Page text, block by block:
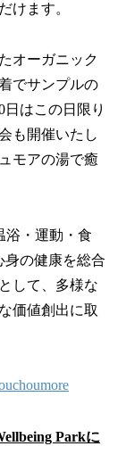
けます。
オーガニック
でサンプルの
はこの日限り
も開催いたし
モアの湯で癒
浴・運動・食
身の健康を総合
して、多様な
価値創出に取
Parkに